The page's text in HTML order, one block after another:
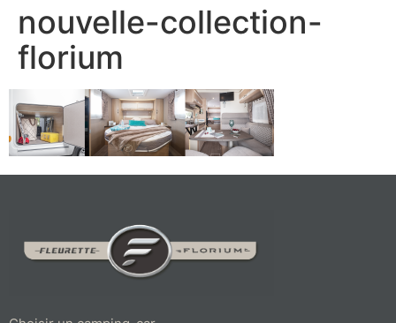
nouvelle-collection-
florium